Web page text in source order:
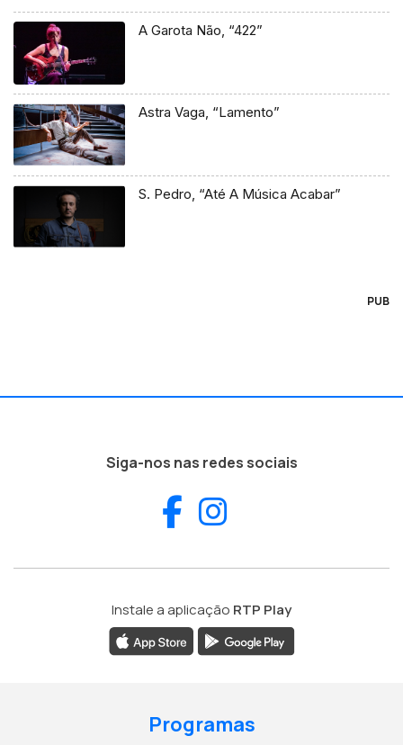
A Garota Não, “422”
Astra Vaga, “Lamento”
S. Pedro, “Até A Música Acabar”
PUB
Siga-nos nas redes sociais
Facebook
Instale a aplicação RTP Play
Programas